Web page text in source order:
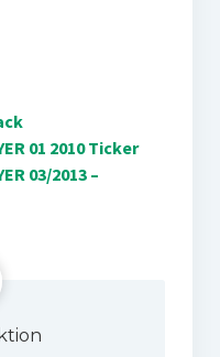
01 2010 Ticker
03/2013 –